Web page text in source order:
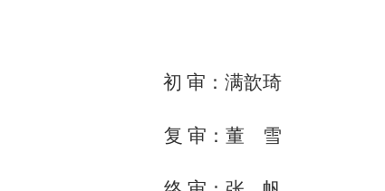
初 审： 满歆琦
复 审：董 雪